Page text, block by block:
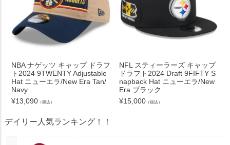
NBA ナゲッツ キャップ ドラフ
ト2024 9TWENTY Adjustable
Hat ニューエラ/New Era Tan/
Navy
¥13,090 （税込）
NFL スティーラーズ キャップ
ドラフト2024 Draft 9FIFTY S
napback Hat ニューエラ/New
Era ブラック
¥15,000 （税込）
デイリー人気ランキング！！